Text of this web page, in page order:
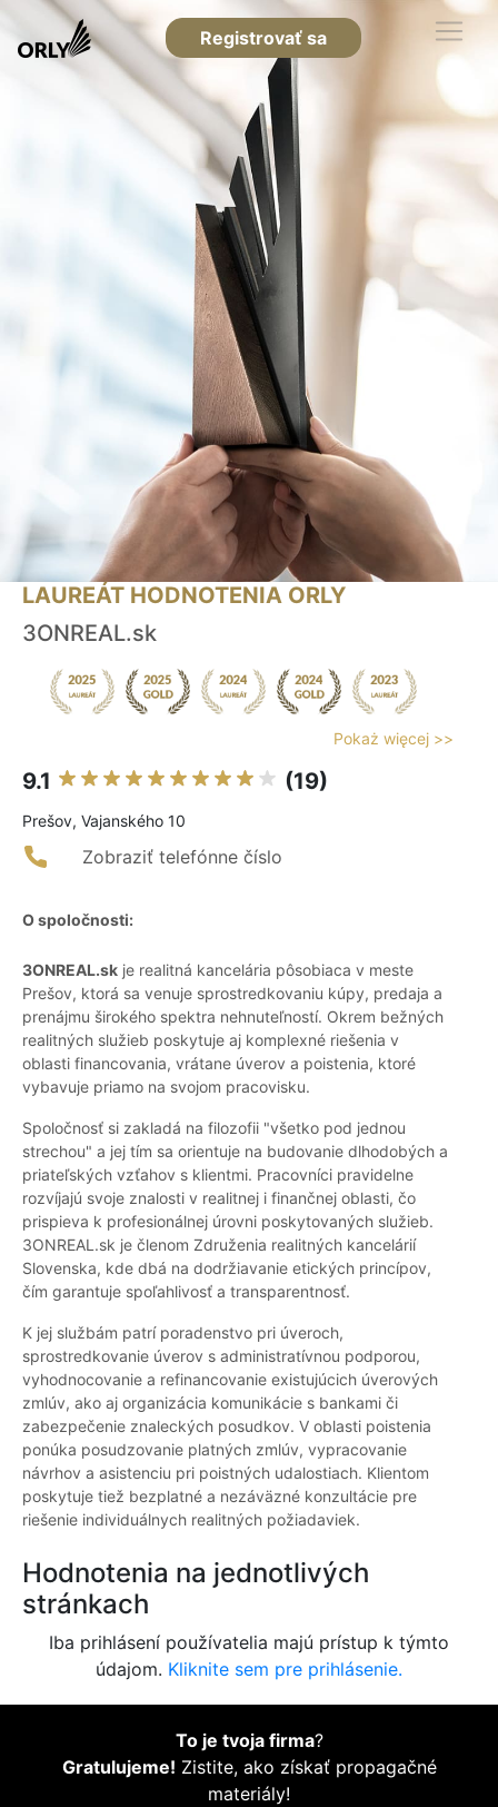
Registrovať sa
LAUREÁT HODNOTENIA ORLY
3ONREAL.sk
Pokaż więcej >>
9.1 (19)
Prešov, Vajanského 10
Zobraziť telefónne číslo
O spoločnosti:
3ONREAL.sk je realitná kancelária pôsobiaca v meste
Prešov, ktorá sa venuje sprostredkovaniu kúpy, predaja a
prenájmu širokého spektra nehnuteľností. Okrem bežných
realitných služieb poskytuje aj komplexné riešenia v
oblasti financovania, vrátane úverov a poistenia, ktoré
vybavuje priamo na svojom pracovisku.
Spoločnosť si zakladá na filozofii "všetko pod jednou
strechou" a jej tím sa orientuje na budovanie dlhodobých a
priateľských vzťahov s klientmi. Pracovníci pravidelne
rozvíjajú svoje znalosti v realitnej i finančnej oblasti, čo
prispieva k profesionálnej úrovni poskytovaných služieb.
3ONREAL.sk je členom Združenia realitných kancelárií
Slovenska, kde dbá na dodržiavanie etických princípov,
čím garantuje spoľahlivosť a transparentnosť.
K jej službám patrí poradenstvo pri úveroch,
sprostredkovanie úverov s administratívnou podporou,
vyhodnocovanie a refinancovanie existujúcich úverových
zmlúv, ako aj organizácia komunikácie s bankami či
zabezpečenie znaleckých posudkov. V oblasti poistenia
ponúka posudzovanie platných zmlúv, vypracovanie
návrhov a asistenciu pri poistných udalostiach. Klientom
poskytuje tiež bezplatné a nezáväzné konzultácie pre
riešenie individuálnych realitných požiadaviek.
Hodnotenia na jednotlivých
stránkach
Iba prihlásení používatelia majú prístup k týmto
údajom. Kliknite sem pre prihlásenie.
To je tvoja firma?
Gratulujeme! Zistite, ako získať propagačné
materiály!